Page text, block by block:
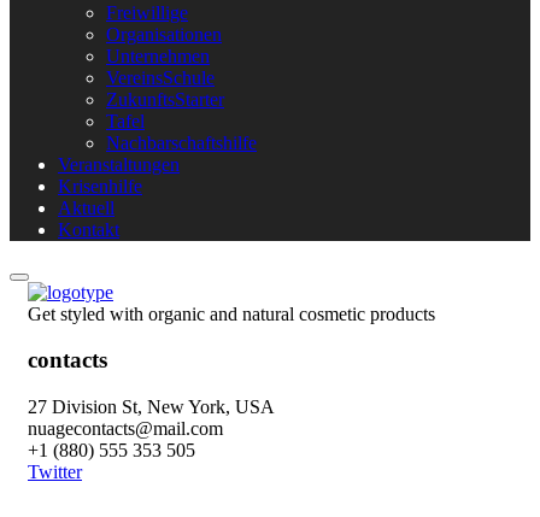
Freiwillige
Organisationen
Unternehmen
VereinsSchule
ZukunftsStarter
Tafel
Nachbarschaftshilfe
Veranstaltungen
Krisenhilfe
Aktuell
Kontakt
Get styled with organic and natural cosmetic products
contacts
27 Division St, New York, USA
nuagecontacts@mail.com
+1 (880) 555 353 505
Twitter